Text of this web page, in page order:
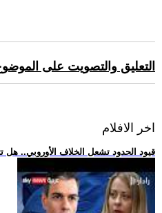
التعليق والتصويت على
اخر الافلام
.. قيود الحدود تشعل الخلاف الأوروبي..